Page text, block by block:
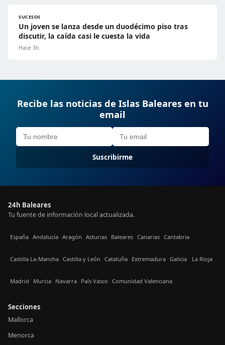
SUCESOS
Un joven se lanza desde un duodécimo piso tras
discutir, la caída casi le cuesta la vida
Hace 3h
Recibe las noticias de Islas Baleares en tu
email
Suscribirme
24h Baleares
Tu fuente de información local actualizada.
España Andalucía Aragón Asturias Baleares Canarias Cantabria
Castilla La-Mancha Castilla y León Cataluña Extremadura Galicia La Rioja
Madrid Murcia Navarra País Vasco Comunidad Valenciana
Secciones
Mallorca
Menorca